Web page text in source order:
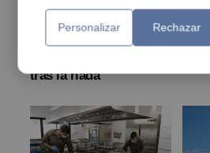
El alumnado del CEIP
Mariano Benlliure de
Aldaia vuelve a su
centro tras finalizar las
tras la riada
IES
Personalizar Rechazar